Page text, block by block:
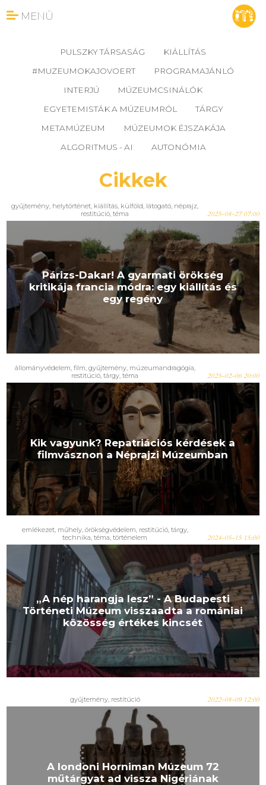
MENÜ
PULSZKY TÁRSASÁG
KIÁLLÍTÁS
#MUZEUMOKAJOVOERT
PROGRAMAJÁNLÓ
INTERJÚ
MÚZEUMCSINÁLÓK
EGYETEMISTÁK A MÚZEUMRÓL
TÁRGY
METAMÚZEUM
MÚZEUMOK ÉJSZAKÁJA
ALGORITMUS - AI
AUTONÓMIA
Cikkek
gyűjtemény, helytörténet, kiállítás, külföld, látogató, néprajz,
restitúció, téma 2025-08-27 07:00
Párizs-Dakar! A gyarmati örökség
kritikája francia módra: egy kiállítás és
egy regény
állományvédelem, film, gyűjtemény, múzeumandragógia,
restitúció, tárgy, téma 2025-02-06 20:00
Kik vagyunk? Repatriációs kérdések a
filmvásznon a Néprajzi Múzeumban
emlékezet, műhely, örökségvédelem, restitúció, tárgy,
technika, téma, történelem 2024-05-15 15:00
„A nép harangja lesz” - A Budapesti
Történeti Múzeum visszaadta a romániai
közösség értékes kincsét
gyűjtemény, restitúció 2022-08-09 12:00
A londoni Horniman Múzeum 72
műtárgyat ad vissza Nigériának